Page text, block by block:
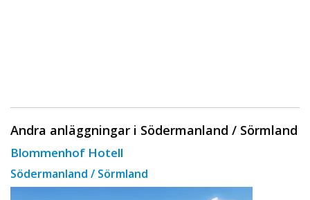
Andra anläggningar i Södermanland / Sörmland
Blommenhof Hotell
Södermanland / Sörmland